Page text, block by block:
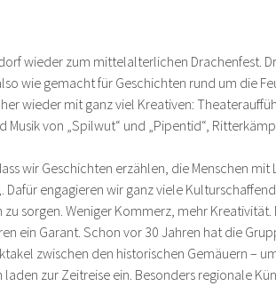
wieder zum mittelalterlichen Drachenfest.
wie gemacht für Geschichten rund um die
wieder mit ganz viel Kreativen:
von „Spilwut“ und „Pipentid“,
wir Geschichten erzählen, die Menschen mit
engagieren wir ganz viele
sorgen. Weniger Kommerz, mehr
ein Garant. Schon vor 30 Jahren hat die
zwischen den historischen Gemäuern –
zur Zeitreise ein. Besonders regionale